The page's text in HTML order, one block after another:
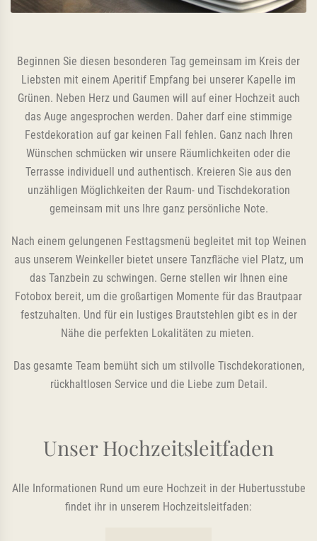
Beginnen Sie diesen besonderen Tag gemeinsam im Kreis der
Liebsten mit einem Aperitif Empfang bei unserer Kapelle im
Grünen. Neben Herz und Gaumen will auf einer Hochzeit auch
das Auge angesprochen werden. Daher darf eine stimmige
Festdekoration auf gar keinen Fall fehlen. Ganz nach Ihren
Wünschen schmücken wir unsere Räumlichkeiten oder die
Terrasse individuell und authentisch. Kreieren Sie aus den
unzähligen Möglichkeiten der Raum- und Tischdekoration
gemeinsam mit uns Ihre ganz persönliche Note.
Nach einem gelungenen Festtagsmenü begleitet mit top Weinen
aus unserem Weinkeller bietet unsere Tanzfläche viel Platz, um
das Tanzbein zu schwingen. Gerne stellen wir Ihnen eine
Fotobox bereit, um die großartigen Momente für das Brautpaar
festzuhalten. Und für ein lustiges Brautstehlen gibt es in der
Nähe die perfekten Lokalitäten zu mieten.
Das gesamte Team bemüht sich um stilvolle Tischdekorationen,
rückhaltlosen Service und die Liebe zum Detail.
Unser Hochzeitsleitfaden
Alle Informationen Rund um eure Hochzeit in der Hubertusstube
findet ihr in unserem Hochzeitsleitfaden: